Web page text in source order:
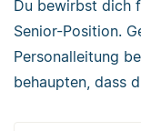
Du bewirbst dich
Senior-Position.
Personalleitung
behaupten, dass